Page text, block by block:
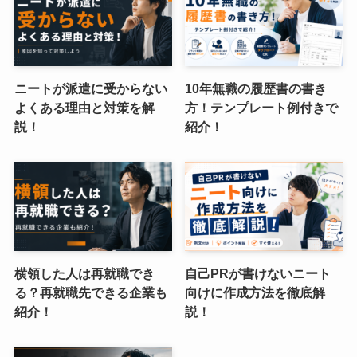
ニートが派遣に受からない
よくある理由と対策を解
説！
10年無職の履歴書の書き
方！テンプレート例付きで
紹介！
横領した人は再就職でき
る？再就職先できる企業も
紹介！
自己PRが書けないニート
向けに作成方法を徹底解
説！